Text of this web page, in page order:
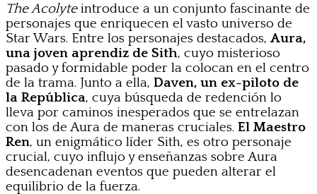
The Acolyteintroduce a un conjunto fascinante de
personajes que enriquecen el vasto universo de
Star Wars. Entre los personajes destacados, Aura,
una joven aprendiz de Sith, cuyo misterioso
pasado y formidable poder la colocan en el centro
de la trama. Junto a ella, Daven, un ex-piloto de
la República, cuya búsqueda de redención lo
lleva por caminos inesperados que se entrelazan
con los de Aura de maneras cruciales. El Maestro
Ren, un enigmático líder Sith, es otro personaje
crucial, cuyo influjo y enseñanzas sobre Aura
desencadenan eventos que pueden alterar el
equilibrio de la fuerza.